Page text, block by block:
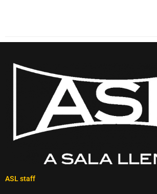
ASL staff